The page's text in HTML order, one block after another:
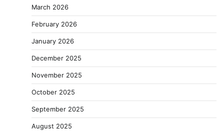
March 2026
February 2026
January 2026
December 2025
November 2025
October 2025
September 2025
August 2025